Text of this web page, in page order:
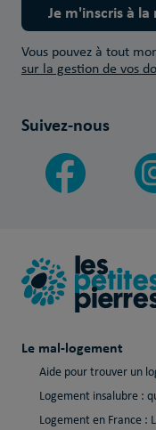
Je m'inscris à
Vous pouvez à tout
sur la gestion de vos
Suivez-nous
Le mal-logement
Aide pour trouver un
Logement insalubre :
Logement en France :